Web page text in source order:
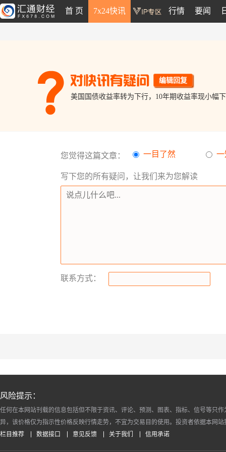
首 页 7x24快讯 行情 要闻
美国国债收益率转为下行，10年期收益率现小幅
编辑回复
您觉得这篇文章： 一目了然 一
写下您的所有疑问，让我们来为您解读
联系方式：
风险提示：
任何在本网站刊载的信息包括但不限于资讯、评论、预测、图表、指标、信号等只
异，该价格仅为指示性价格反映行情走势，不宜为交易目的使用。投资者依据本网
栏目推荐
数据接口 意见反馈 关于我们 信用承诺